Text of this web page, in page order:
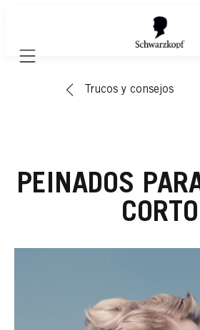
Mobile navigation
Trucos y consejos
PEINADOS
CORTO